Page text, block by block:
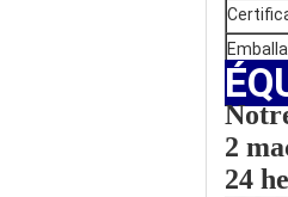
2
24